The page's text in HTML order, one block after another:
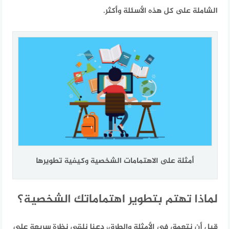
الشاملة على كل هذه الأسئلة وأكثر.
أمثلة على الاهتمامات الشخصية وكيفية تطويرها
لماذا تهتم بتطوير اهتماماتك الشخصية؟